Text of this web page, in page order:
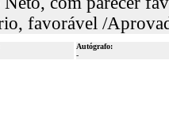
favorável /
Autógrafo:
-